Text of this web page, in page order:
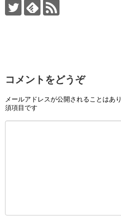
コメントをどうぞ
メールアドレスが公開されることはあり
須項目です